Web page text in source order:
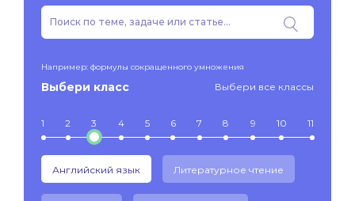
Например: формулы сокращенного умножения
Выбери класс Выбери все классы
1 2 3 4 5 6 7 8 9 10 11
Английский язык Литературное чтение